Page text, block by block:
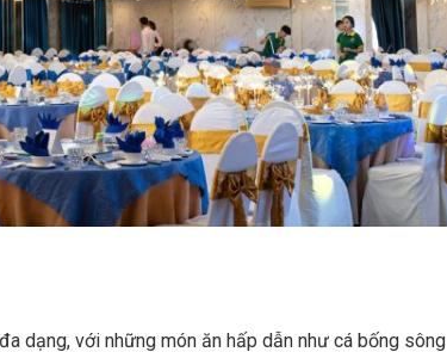
dạng, với những món ăn hấp dẫn như cá bống sông